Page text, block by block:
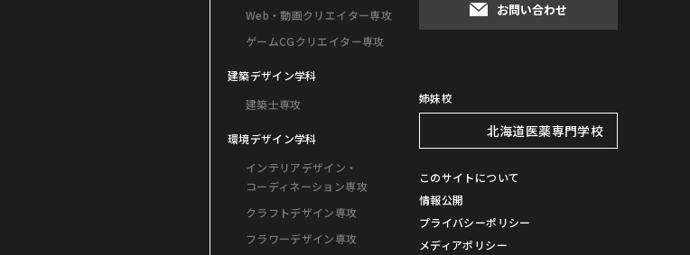
Web・動画クリエイター専攻
ゲームCGクリエイター専攻
建築デザイン学科
建築士専攻
環境デザイン学科
インテリアデザイン・
コーディネーション専攻
クラフトデザイン専攻
フラワーデザイン専攻
お問い合わせ
姉妹校
北海道医薬専門学校
このサイトについて
情報公開
プライバシーポリシー